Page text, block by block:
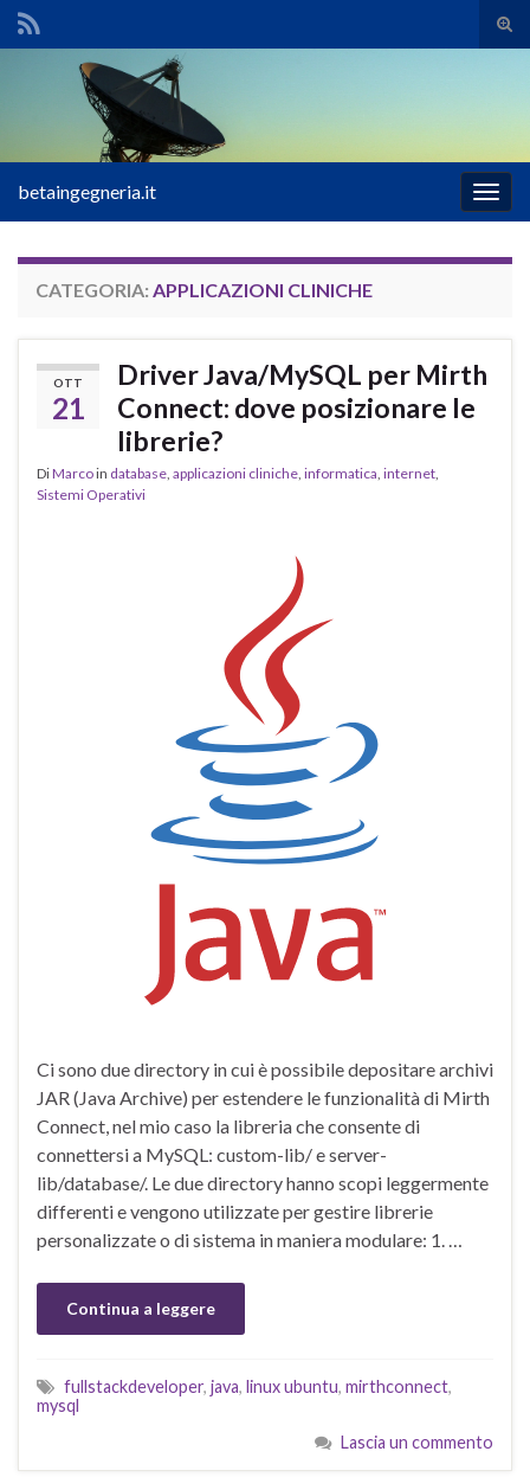
il
Search for:
la
betaingegneria.it
CATEGORIA: APPLICAZIONI CLINICHE
OTT
21
Driver Java/MySQL per Mirth
Connect: dove posizionare le
librerie?
DiMarcoin database applicazioni cliniche informatica internet
Sistemi Operativi
Ci sono due directory in cui è possibile depositare archivi
JAR (Java Archive) per estendere le funzionalità di Mirth
Connect, nel mio caso la libreria che consente di
connettersi a MySQL: custom-lib/ e server-
lib/database/. Le due directory hanno scopi leggermente
differenti e vengono utilizzate per gestire librerie
personalizzate o di sistema in maniera modulare: 1. …
Continua a leggere
fullstackdeveloper, java, linux ubuntu, mirthconnect,
mysql
Lascia un commento